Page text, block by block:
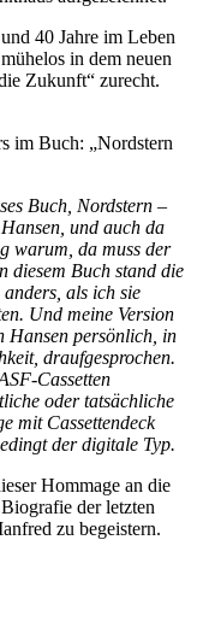
40 Jahre im Leben
in dem neuen
Zukunft“ zurecht.
im Buch: „Nordstern
Buch, Nordstern –
und auch da
warum, da muss der
diesem Buch stand die
als ich sie
Und meine Version
Hansen persönlich, in
draufgesprochen.
Cassetten
oder tatsächliche
mit Cassettendeck
der digitale Typ.
Hommage an die
der letzten
zu begeistern.